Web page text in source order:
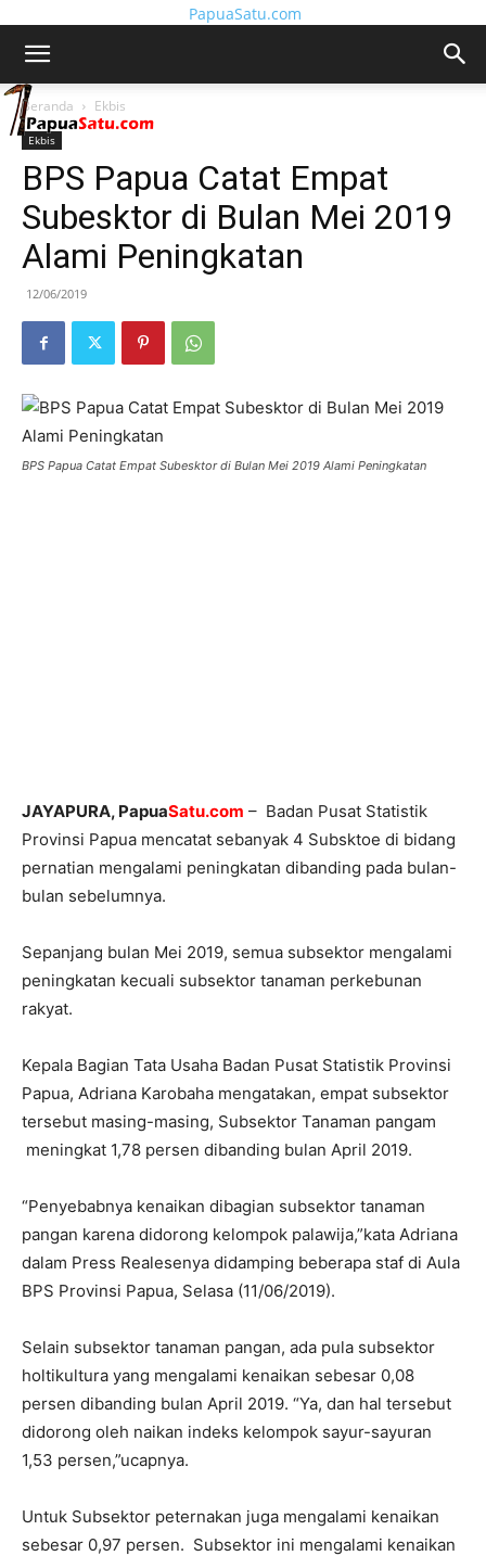
PapuaSatu.com
Beranda Ekbis
Ekbis
BPS Papua Catat Empat
Subesktor di Bulan Mei 2019
Alami Peningkatan
12/06/2019
BPS Papua Catat Empat Subesktor di Bulan Mei 2019 Alami Peningkatan
JAYAPURA, PapuaSatu.com – Badan Pusat Statistik
Provinsi Papua mencatat sebanyak 4 Subsktoe di bidang
pernatian mengalami peningkatan dibanding pada bulan-
bulan sebelumnya.
Sepanjang bulan Mei 2019, semua subsektor mengalami
peningkatan kecuali subsektor tanaman perkebunan
rakyat.
Kepala Bagian Tata Usaha Badan Pusat Statistik Provinsi
Papua, Adriana Karobaha mengatakan, empat subsektor
tersebut masing-masing, Subsektor Tanaman pangam
meningkat 1,78 persen dibanding bulan April 2019.
“Penyebabnya kenaikan dibagian subsektor tanaman
pangan karena didorong kelompok palawija,”kata Adriana
dalam Press Realesenya didamping beberapa staf di Aula
BPS Provinsi Papua, Selasa (11/06/2019).
Selain subsektor tanaman pangan, ada pula subsektor
holtikultura yang mengalami kenaikan sebesar 0,08
persen dibanding bulan April 2019. “Ya, dan hal tersebut
didorong oleh naikan indeks kelompok sayur-sayuran
1,53 persen,”ucapnya.
Untuk Subsektor peternakan juga mengalami kenaikan
sebesar 0,97 persen. Subsektor ini mengalami kenaikan